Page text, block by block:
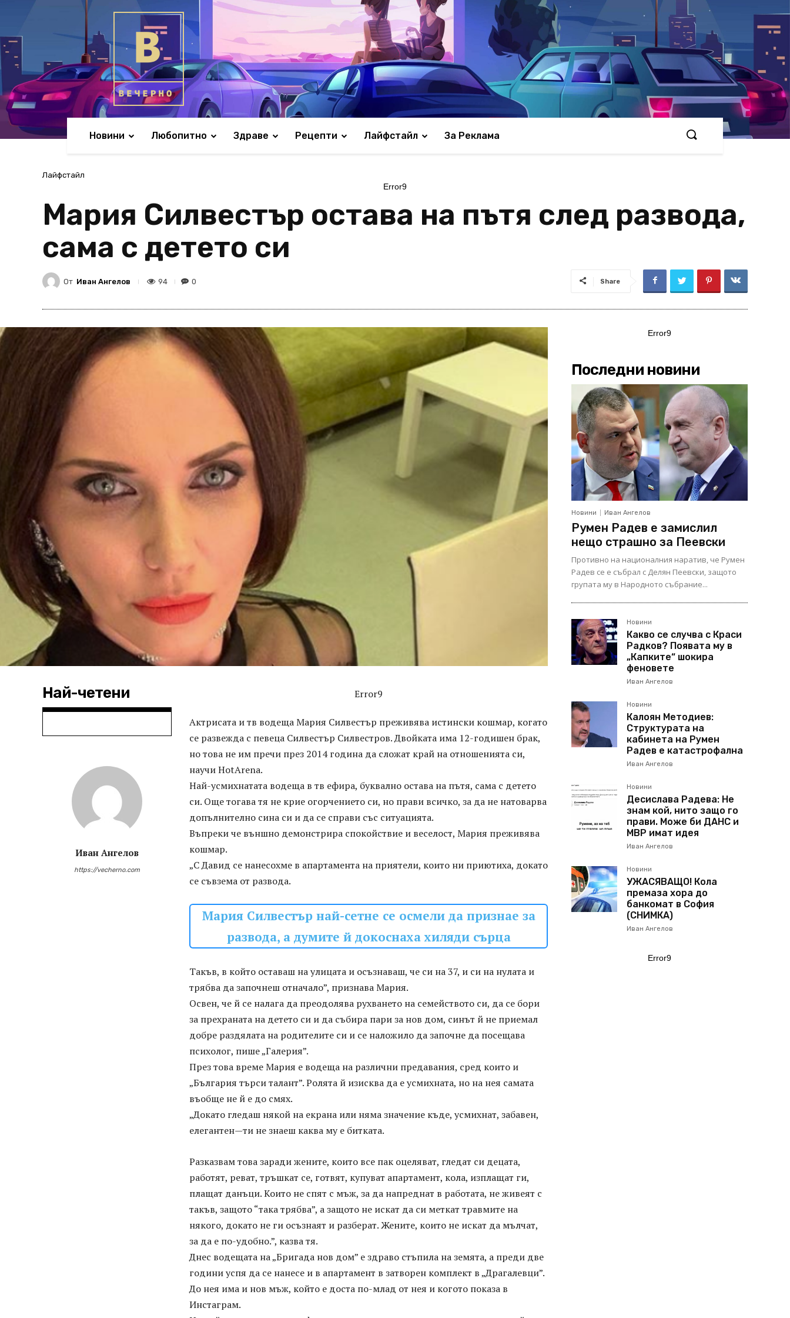
Новини Любопитно Здраве Рецепти Лайфстайл За Реклама
Лайфстайл
Error9
Мария Силвестър остава на пътя след развода,
сама с детето си
От Иван Ангелов 94 0 Share
Най-четени
Иван Ангелов
https://vecherno.com
Error9
Актрисата и тв водеща Мария Силвестър преживява истински кошмар, когато
се развежда с певеца Силвестър Силвестров. Двойката има 12-годишен брак,
но това не им пречи през 2014 година да сложат край на отношенията си,
научи HotArena.
Най-усмихнатата водеща в тв ефира, буквално остава на пътя, сама с детето
си. Още тогава тя не крие огорчението си, но прави всичко, за да не натоварва
допълнително сина си и да се справи със ситуацията.
Въпреки че външно демонстрира спокойствие и веселост, Мария преживява
кошмар.
„С Давид се нанесохме в апартамента на приятели, които ни приютиха, докато
се съвзема от развода.
Мария Силвестър най-сетне се осмели да признае за
развода, а думите й докоснаха хиляди сърца
Такъв, в който оставаш на улицата и осъзнаваш, че си на 37, и си на нулата и
трябва да започнеш отначало”, признава Мария.
Освен, че й се налага да преодолява рухването на семейството си, да се бори
за прехраната на детето си и да събира пари за нов дом, синът й не приемал
добре раздялата на родителите си и се наложило да започне да посещава
психолог, пише „Галерия”.
През това време Мария е водеща на различни предавания, сред които и
„България търси талант”. Ролята й изисква да е усмихната, но на нея самата
въобще не й е до смях.
„Докато гледаш някой на екрана или няма значение къде, усмихнат, забавен,
елегантен—ти не знаеш каква му е битката.
Разказвам това заради жените, които все пак оцеляват, гледат си децата,
работят, реват, тръшкат се, готвят, купуват апартамент, кола, изплащат ги,
плащат данъци. Които не спят с мъж, за да напреднат в работата, не живеят с
такъв, защото “така трябва”, а защото не искат да си меткат травмите на
някого, докато не ги осъзнаят и разберат. Жените, които не искат да мълчат,
за да е по-удобно.”, казва тя.
Днес водещата на „Бригада нов дом” е здраво стъпила на земята, а преди две
години успя да се нанесе и в апартамент в затворен комплект в „Драгалевци”.
До нея има и нов мъж, който е доста по-млад от нея и когото показа в
Инстаграм.
Error9
Последни новини
Новини Иван Ангелов
Румен Радев е замислил
нещо страшно за Пеевски
Противно на националния наратив, че Румен
Радев се е събрал с Делян Пеевски, защото
групата му в Народното събрание...
Новини
Какво се случва с Краси
Радков? Появата му в
„Капките“ шокира
феновете
Иван Ангелов
Новини
Калоян Методиев:
Структурата на
кабинета на Румен
Радев е катастрофална
Иван Ангелов
Новини
Десислава Радева: Не
знам кой, нито защо го
прави. Може би ДАНС и
МВР имат идея
Иван Ангелов
Новини
УЖАСЯВАЩО! Кола
премаза хора до
банкомат в София
(СНИМКА)
Иван Ангелов
Error9